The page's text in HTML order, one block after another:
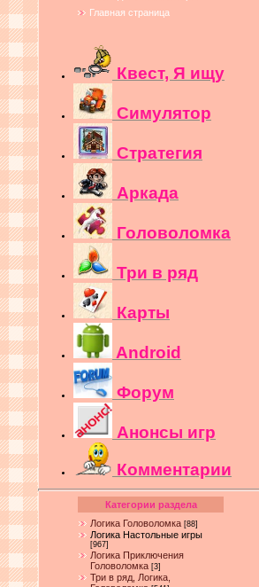
Главная страница
Квест, Я ищу
Симулятор
Стратегия
Аркада
Головоломка
Три в ряд
Карты
Android
Форум
Анонсы игр
Комментарии
Категории раздела
Логика Головоломка [88]
Логика Настольные игры
[967]
Логика Приключения
Головоломка [3]
Три в ряд, Логика,